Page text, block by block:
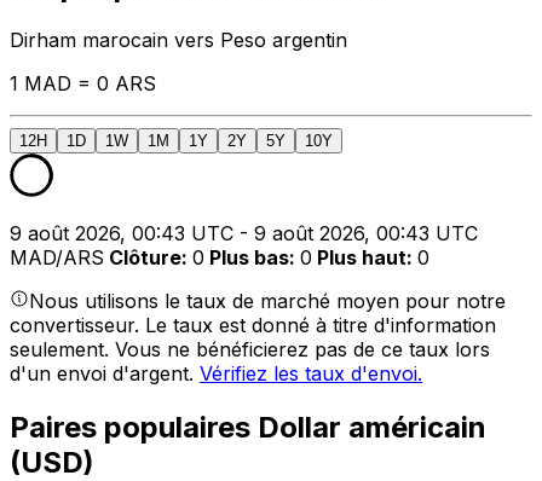
Dirham marocain vers Peso argentin
1 MAD = 0 ARS
12H 1D 1W 1M 1Y 2Y 5Y 10Y
9 août 2026, 00:43 UTC - 9 août 2026, 00:43 UTC
MAD/ARS Clôture: 0 Plus bas: 0 Plus haut: 0
Nous utilisons le taux de marché moyen pour notre
convertisseur. Le taux est donné à titre d'information
seulement. Vous ne bénéficierez pas de ce taux lors
d'un envoi d'argent. Vérifiez les taux d'envoi.
Paires populaires Dollar américain
(USD)